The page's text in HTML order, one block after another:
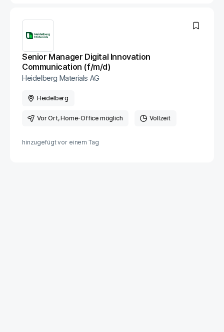
Senior Manager Digital Innovation
Communication (f/m/d)
Heidelberg Materials AG
Heidelberg
Vor Ort, Home-Office möglich Vollzeit
hinzugefügt vor einem Tag